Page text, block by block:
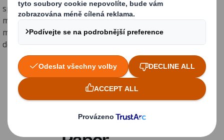
společnost na severovýchodě USA spojením několika
menších firem. Za posledních 125 let prošla společnost
mnoha změnami a vyvinula se v předního světového
dodavatele obalů.